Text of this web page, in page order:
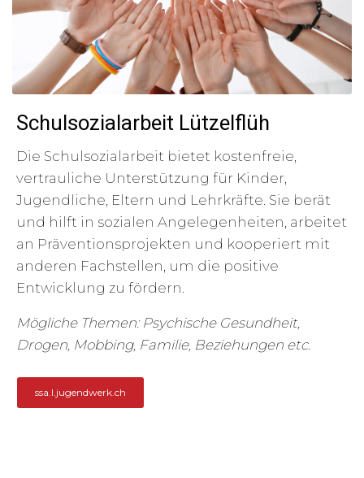
Schulsozialarbeit Lützelflüh
Die Schulsozialarbeit bietet kostenfreie,
vertrauliche Unterstützung für Kinder,
Jugendliche, Eltern und Lehrkräfte. Sie berät
und hilft in sozialen Angelegenheiten, arbeitet
an Präventionsprojekten und kooperiert mit
anderen Fachstellen, um die positive
Entwicklung zu fördern.
Mögliche Themen: Psychische Gesundheit,
Drogen, Mobbing, Familie, Beziehungen etc.
ssa.l.jugendwerk.ch